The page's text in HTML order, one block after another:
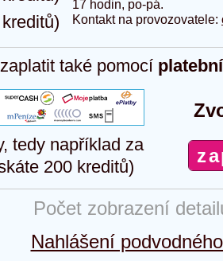
17 hodin, po-pá.
Kontakt na provozovatele:
také pomocí
tedy například za
200 kreditů)
Počet zobrazení
Nahlášení